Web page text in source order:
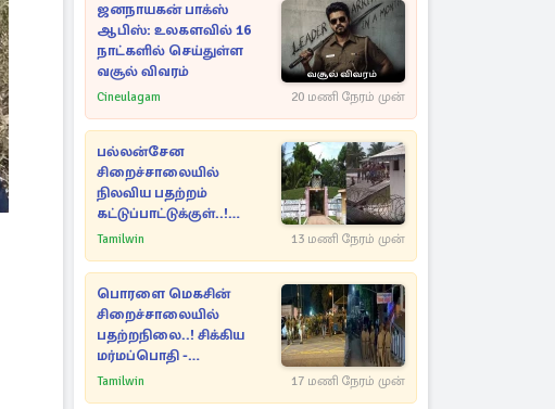
ஜனநாயகன் பாக்ஸ்
ஆபிஸ்: உலகளவில் 16
நாட்களில் செய்துள்ள
வசூல் விவரம்
Cineulagam 20 மணி நேரம் முன்
பல்லன்சேன
சிறைச்சாலையில்
நிலவிய பதற்றம்
கட்டுப்பாட்டுக்குள்..!
அதிரடியாக களமிறங்கிய
Tamilwin 13 மணி நேரம் முன்
பொரளை மெகசின்
சிறைச்சாலையில்
பதற்றநிலை..! சிக்கிய
மர்மப்பொதி -
பின்னணியில் வெளியான
Tamilwin 17 மணி நேரம் முன்